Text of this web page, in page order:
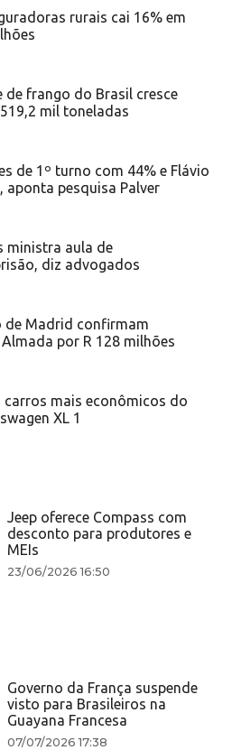
rurais cai 16% em
de frango do Brasil cresce
mil toneladas
de 1º turno com 44% e Flávio
aponta pesquisa Palver
ministra aula de
diz advogados
de Madrid confirmam
por R 128 milhões
mais econômicos do
XL 1
Jeep oferece Compass com
desconto para produtores e
MEIs
23/06/2026 16:50
Governo da França suspende
visto para Brasileiros na
Guayana Francesa
07/07/2026 17:38